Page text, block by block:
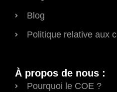
Blog
Politique relative aux
À propos de nous :
Pourquoi le COE ?